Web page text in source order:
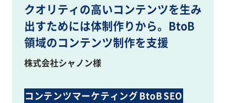
クオリティの高いコンテンツを生み
出すためには体制作りから。BtoB
領域のコンテンツ制作を支援
株式会社シャノン様
コンテンツマーケティングBtoBSEO